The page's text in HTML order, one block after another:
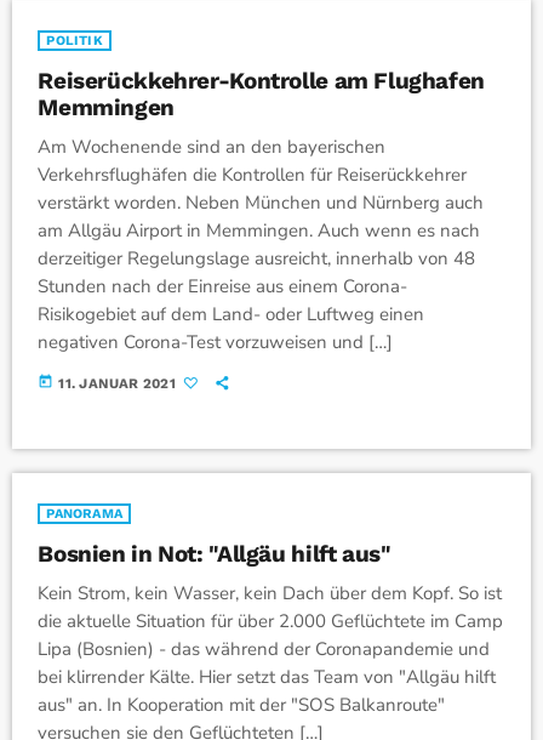
POLITIK
Reiserückkehrer-Kontrolle am Flughafen
Memmingen
Am Wochenende sind an den bayerischen
Verkehrsflughäfen die Kontrollen für Reiserückkehrer
verstärkt worden. Neben München und Nürnberg auch
am Allgäu Airport in Memmingen. Auch wenn es nach
derzeitiger Regelungslage ausreicht, innerhalb von 48
Stunden nach der Einreise aus einem Corona-
Risikogebiet auf dem Land- oder Luftweg einen
negativen Corona-Test vorzuweisen und […]
today 11. JANUAR 2021
PANORAMA
Bosnien in Not: "Allgäu hilft aus"
Kein Strom, kein Wasser, kein Dach über dem Kopf. So ist
die aktuelle Situation für über 2.000 Geflüchtete im Camp
Lipa (Bosnien) - das während der Coronapandemie und
bei klirrender Kälte. Hier setzt das Team von "Allgäu hilft
aus" an. In Kooperation mit der "SOS Balkanroute"
versuchen sie den Geflüchteten […]